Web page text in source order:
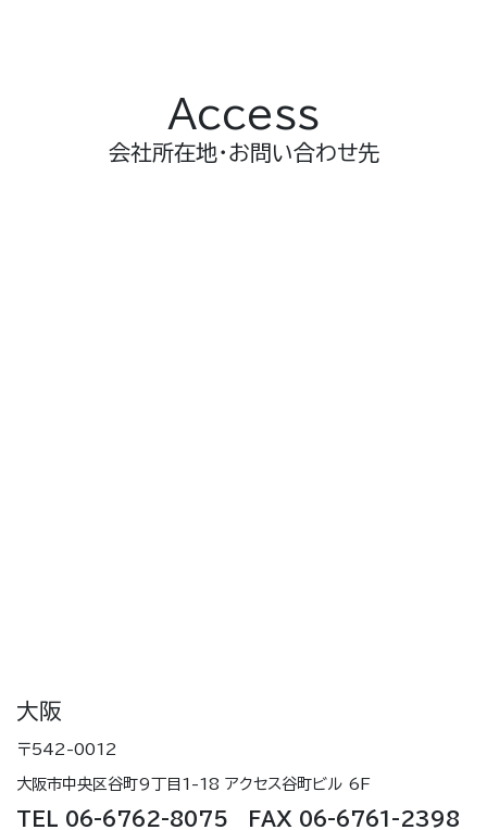
Access
会社所在地・お問い合わせ先
大阪
〒542-0012
大阪市中央区谷町9丁目1-18 アクセス谷町ビル 6F
TEL 06-6762-8075 FAX 06-6761-2398